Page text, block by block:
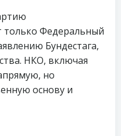
только Федеральный
Бундестага,
НКО, включая
но
основу и